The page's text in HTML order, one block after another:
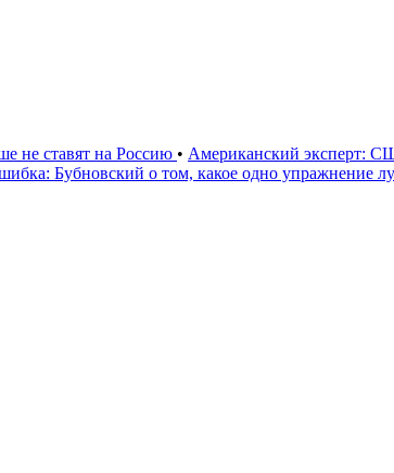
не ставят на Россию • Американский эксперт:
Бубновский о том, какое одно упражнение